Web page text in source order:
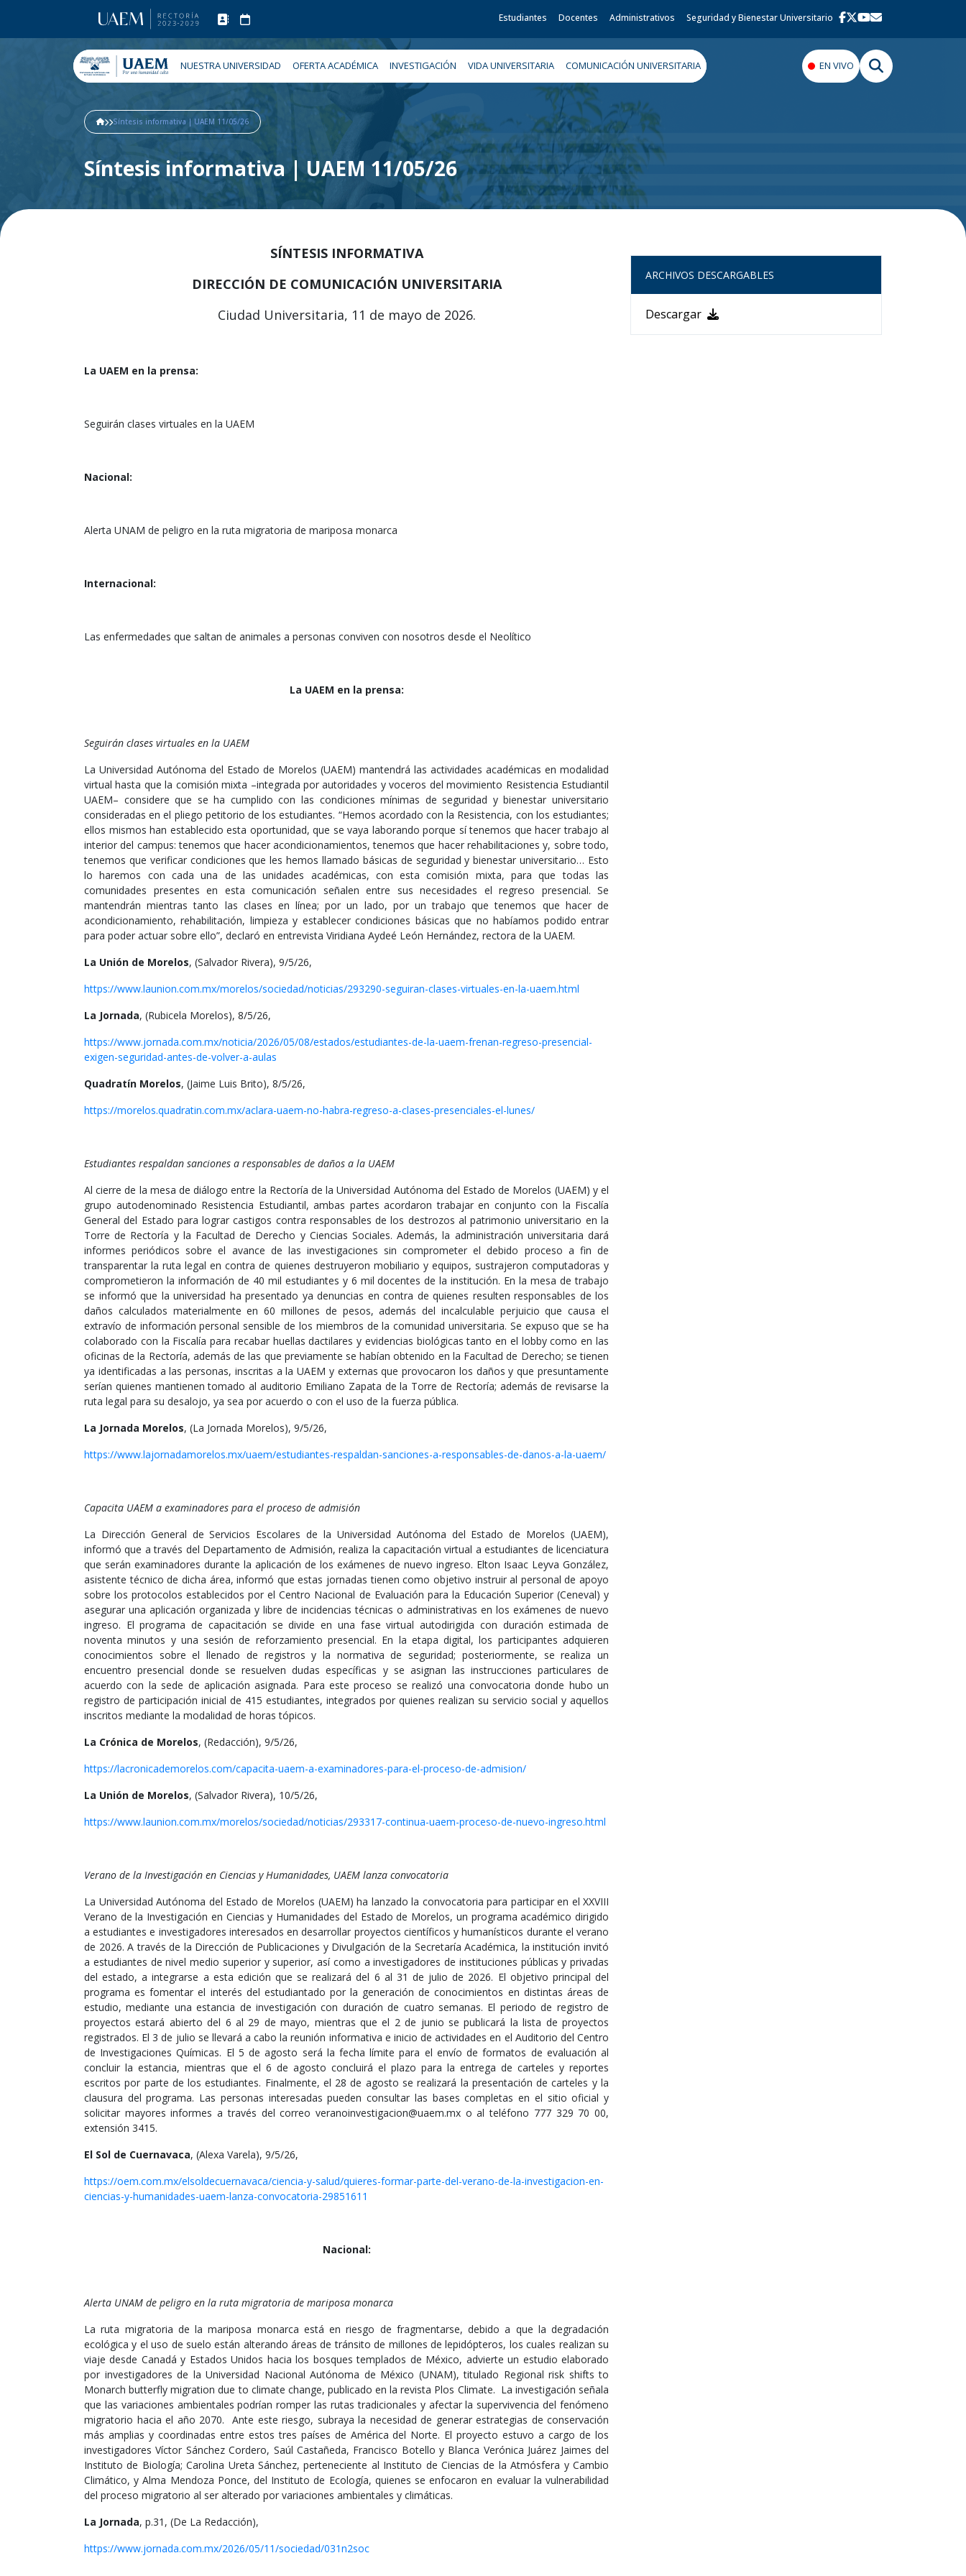
Estudiantes Docentes Administrativos Seguridad y Bienestar Universitario
NUESTRA UNIVERSIDAD OFERTA ACADÉMICA INVESTIGACIÓN VIDA UNIVERSITARIA COMUNICACIÓN UNIVERSITARIA EN VIVO
Síntesis informativa | UAEM 11/05/26
Síntesis informativa | UAEM 11/05/26
SÍNTESIS INFORMATIVA
DIRECCIÓN DE COMUNICACIÓN UNIVERSITARIA
Ciudad Universitaria, 11 de mayo de 2026.
La UAEM en la prensa:
Seguirán clases virtuales en la UAEM
Nacional:
Alerta UNAM de peligro en la ruta migratoria de mariposa monarca
Internacional:
Las enfermedades que saltan de animales a personas conviven con nosotros desde el Neolítico
La UAEM en la prensa:
Seguirán clases virtuales en la UAEM
La Universidad Autónoma del Estado de Morelos (UAEM) mantendrá las actividades académicas en modalidad
virtual hasta que la comisión mixta –integrada por autoridades y voceros del movimiento Resistencia Estudiantil
UAEM– considere que se ha cumplido con las condiciones mínimas de seguridad y bienestar universitario
consideradas en el pliego petitorio de los estudiantes. “Hemos acordado con la Resistencia, con los estudiantes;
ellos mismos han establecido esta oportunidad, que se vaya laborando porque sí tenemos que hacer trabajo al
interior del campus: tenemos que hacer acondicionamientos, tenemos que hacer rehabilitaciones y, sobre todo,
tenemos que verificar condiciones que les hemos llamado básicas de seguridad y bienestar universitario… Esto
lo haremos con cada una de las unidades académicas, con esta comisión mixta, para que todas las
comunidades presentes en esta comunicación señalen entre sus necesidades el regreso presencial. Se
mantendrán mientras tanto las clases en línea; por un lado, por un trabajo que tenemos que hacer de
acondicionamiento, rehabilitación, limpieza y establecer condiciones básicas que no habíamos podido entrar
para poder actuar sobre ello”, declaró en entrevista Viridiana Aydeé León Hernández, rectora de la UAEM.
La Unión de Morelos, (Salvador Rivera), 9/5/26,
https://www.launion.com.mx/morelos/sociedad/noticias/293290-seguiran-clases-virtuales-en-la-uaem.html
La Jornada, (Rubicela Morelos), 8/5/26,
https://www.jornada.com.mx/noticia/2026/05/08/estados/estudiantes-de-la-uaem-frenan-regreso-presencial-
exigen-seguridad-antes-de-volver-a-aulas
Quadratín Morelos, (Jaime Luis Brito), 8/5/26,
https://morelos.quadratin.com.mx/aclara-uaem-no-habra-regreso-a-clases-presenciales-el-lunes/
Estudiantes respaldan sanciones a responsables de daños a la UAEM
Al cierre de la mesa de diálogo entre la Rectoría de la Universidad Autónoma del Estado de Morelos (UAEM) y el
grupo autodenominado Resistencia Estudiantil, ambas partes acordaron trabajar en conjunto con la Fiscalía
General del Estado para lograr castigos contra responsables de los destrozos al patrimonio universitario en la
Torre de Rectoría y la Facultad de Derecho y Ciencias Sociales. Además, la administración universitaria dará
informes periódicos sobre el avance de las investigaciones sin comprometer el debido proceso a fin de
transparentar la ruta legal en contra de quienes destruyeron mobiliario y equipos, sustrajeron computadoras y
comprometieron la información de 40 mil estudiantes y 6 mil docentes de la institución. En la mesa de trabajo
se informó que la universidad ha presentado ya denuncias en contra de quienes resulten responsables de los
daños calculados materialmente en 60 millones de pesos, además del incalculable perjuicio que causa el
extravío de información personal sensible de los miembros de la comunidad universitaria. Se expuso que se ha
colaborado con la Fiscalía para recabar huellas dactilares y evidencias biológicas tanto en el lobby como en las
oficinas de la Rectoría, además de las que previamente se habían obtenido en la Facultad de Derecho; se tienen
ya identificadas a las personas, inscritas a la UAEM y externas que provocaron los daños y que presuntamente
serían quienes mantienen tomado al auditorio Emiliano Zapata de la Torre de Rectoría; además de revisarse la
ruta legal para su desalojo, ya sea por acuerdo o con el uso de la fuerza pública.
La Jornada Morelos, (La Jornada Morelos), 9/5/26,
https://www.lajornadamorelos.mx/uaem/estudiantes-respaldan-sanciones-a-responsables-de-danos-a-la-uaem/
Capacita UAEM a examinadores para el proceso de admisión
La Dirección General de Servicios Escolares de la Universidad Autónoma del Estado de Morelos (UAEM),
informó que a través del Departamento de Admisión, realiza la capacitación virtual a estudiantes de licenciatura
que serán examinadores durante la aplicación de los exámenes de nuevo ingreso. Elton Isaac Leyva González,
asistente técnico de dicha área, informó que estas jornadas tienen como objetivo instruir al personal de apoyo
sobre los protocolos establecidos por el Centro Nacional de Evaluación para la Educación Superior (Ceneval) y
asegurar una aplicación organizada y libre de incidencias técnicas o administrativas en los exámenes de nuevo
ingreso. El programa de capacitación se divide en una fase virtual autodirigida con duración estimada de
noventa minutos y una sesión de reforzamiento presencial. En la etapa digital, los participantes adquieren
conocimientos sobre el llenado de registros y la normativa de seguridad; posteriormente, se realiza un
encuentro presencial donde se resuelven dudas específicas y se asignan las instrucciones particulares de
acuerdo con la sede de aplicación asignada. Para este proceso se realizó una convocatoria donde hubo un
registro de participación inicial de 415 estudiantes, integrados por quienes realizan su servicio social y aquellos
inscritos mediante la modalidad de horas tópicos.
La Crónica de Morelos, (Redacción), 9/5/26,
https://lacronicademorelos.com/capacita-uaem-a-examinadores-para-el-proceso-de-admision/
La Unión de Morelos, (Salvador Rivera), 10/5/26,
https://www.launion.com.mx/morelos/sociedad/noticias/293317-continua-uaem-proceso-de-nuevo-ingreso.html
Verano de la Investigación en Ciencias y Humanidades, UAEM lanza convocatoria
La Universidad Autónoma del Estado de Morelos (UAEM) ha lanzado la convocatoria para participar en el XXVIII
Verano de la Investigación en Ciencias y Humanidades del Estado de Morelos, un programa académico dirigido
a estudiantes e investigadores interesados en desarrollar proyectos científicos y humanísticos durante el verano
de 2026. A través de la Dirección de Publicaciones y Divulgación de la Secretaría Académica, la institución invitó
a estudiantes de nivel medio superior y superior, así como a investigadores de instituciones públicas y privadas
del estado, a integrarse a esta edición que se realizará del 6 al 31 de julio de 2026. El objetivo principal del
programa es fomentar el interés del estudiantado por la generación de conocimientos en distintas áreas de
estudio, mediante una estancia de investigación con duración de cuatro semanas. El periodo de registro de
proyectos estará abierto del 6 al 29 de mayo, mientras que el 2 de junio se publicará la lista de proyectos
registrados. El 3 de julio se llevará a cabo la reunión informativa e inicio de actividades en el Auditorio del Centro
de Investigaciones Químicas. El 5 de agosto será la fecha límite para el envío de formatos de evaluación al
concluir la estancia, mientras que el 6 de agosto concluirá el plazo para la entrega de carteles y reportes
escritos por parte de los estudiantes. Finalmente, el 28 de agosto se realizará la presentación de carteles y la
clausura del programa. Las personas interesadas pueden consultar las bases completas en el sitio oficial y
solicitar mayores informes a través del correo veranoinvestigacion@uaem.mx o al teléfono 777 329 70 00,
extensión 3415.
El Sol de Cuernavaca, (Alexa Varela), 9/5/26,
https://oem.com.mx/elsoldecuernavaca/ciencia-y-salud/quieres-formar-parte-del-verano-de-la-investigacion-en-
ciencias-y-humanidades-uaem-lanza-convocatoria-29851611
Nacional:
Alerta UNAM de peligro en la ruta migratoria de mariposa monarca
La ruta migratoria de la mariposa monarca está en riesgo de fragmentarse, debido a que la degradación
ecológica y el uso de suelo están alterando áreas de tránsito de millones de lepidópteros, los cuales realizan su
viaje desde Canadá y Estados Unidos hacia los bosques templados de México, advierte un estudio elaborado
por investigadores de la Universidad Nacional Autónoma de México (UNAM), titulado Regional risk shifts to
Monarch butterfly migration due to climate change, publicado en la revista Plos Climate. La investigación señala
que las variaciones ambientales podrían romper las rutas tradicionales y afectar la supervivencia del fenómeno
migratorio hacia el año 2070. Ante este riesgo, subraya la necesidad de generar estrategias de conservación
más amplias y coordinadas entre estos tres países de América del Norte. El proyecto estuvo a cargo de los
investigadores Víctor Sánchez Cordero, Saúl Castañeda, Francisco Botello y Blanca Verónica Juárez Jaimes del
Instituto de Biología; Carolina Ureta Sánchez, perteneciente al Instituto de Ciencias de la Atmósfera y Cambio
Climático, y Alma Mendoza Ponce, del Instituto de Ecología, quienes se enfocaron en evaluar la vulnerabilidad
del proceso migratorio al ser alterado por variaciones ambientales y climáticas.
La Jornada, p.31, (De La Redacción),
https://www.jornada.com.mx/2026/05/11/sociedad/031n2soc
ARCHIVOS DESCARGABLES
Descargar